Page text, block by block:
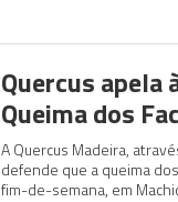
Quercus apela
Queima dos
A Quercus Madeira,
defende que a queima
fim-de-semana, em